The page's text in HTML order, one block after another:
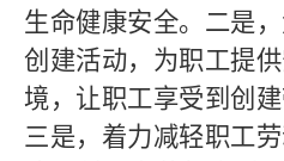
生命健康安全。二是
创建活动，为职工提
境，让职工享受到创建
三是，着力减轻职工